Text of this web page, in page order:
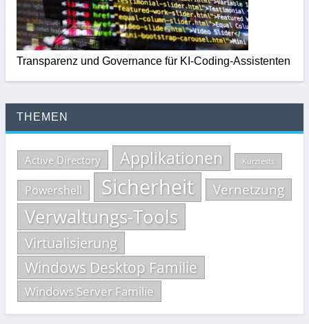
Transparenz und Governance für KI-Coding-Assistenten
THEMEN
Active Directory Applikationen Kurztests
Powershell Sicherheit Vernetzung
Verwaltungs-Tools
Virtualisierung
Windows Desktop Familie
Windows Server Familie